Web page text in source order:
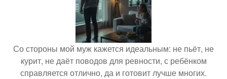
Со стороны мой муж кажется идеальным: не пьёт, не
курит, не даёт поводов для ревности, с ребёнком
справляется отлично, да и готовит лучше многих.